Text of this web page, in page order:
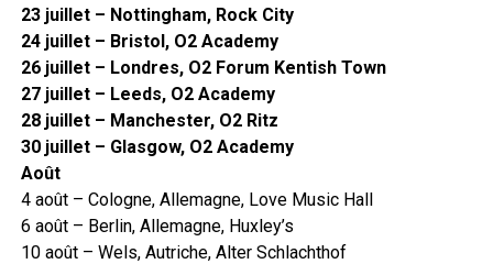
23 juillet – Nottingham, Rock City
24 juillet – Bristol, O2 Academy
26 juillet – Londres, O2 Forum Kentish Town
27 juillet – Leeds, O2 Academy
28 juillet – Manchester, O2 Ritz
30 juillet – Glasgow, O2 Academy
Août
4 août – Cologne, Allemagne, Love Music Hall
6 août – Berlin, Allemagne, Huxley’s
10 août – Wels, Autriche, Alter Schlachthof